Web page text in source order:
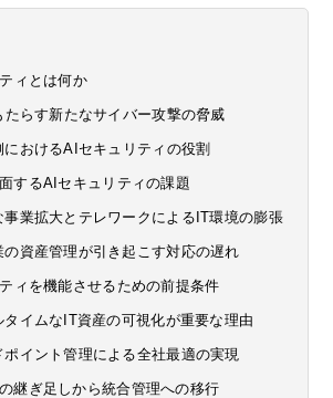
ィとは何か
たらす新たなサイバー攻撃の脅威
におけるAIセキュリティの役割
するAIセキュリティの課題
事業拡大とテレワークによるIT環境の膨張
の資産管理が引き起こす対応の遅れ
ィを機能させるための前提条件
タイムなIT資産の可視化が重要な理由
ポイント管理による全社最適の実現
継ぎ足しから統合管理への移行